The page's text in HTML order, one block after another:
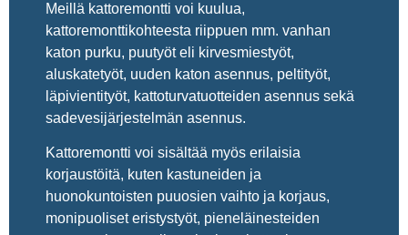
Meillä kattoremontti voi kuulua,
kattoremonttikohteesta riippuen mm. vanhan
katon purku, puutyöt eli kirvesmiestyöt,
aluskatetyöt, uuden katon asennus, peltityöt,
läpivientityöt, kattoturvatuotteiden asennus sekä
sadevesijärjestelmän asennus.
Kattoremontti voi sisältää myös erilaisia
korjaustöitä, kuten kastuneiden ja
huonokuntoisten puuosien vaihto ja korjaus,
monipuoliset eristystyöt, pieneläinesteiden